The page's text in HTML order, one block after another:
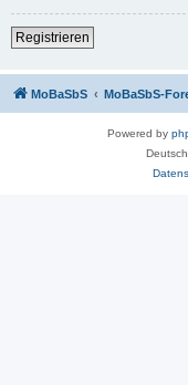
Registrieren
MoBaSbS MoBaSbS-
Powered by